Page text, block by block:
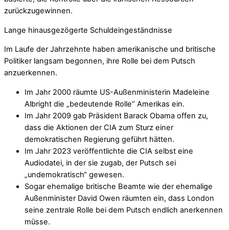
zurückzugewinnen.
Lange hinausgezögerte Schuldeingeständnisse
Im Laufe der Jahrzehnte haben amerikanische und britische
Politiker langsam begonnen, ihre Rolle bei dem Putsch
anzuerkennen.
Im Jahr 2000 räumte US-Außenministerin Madeleine
Albright die „bedeutende Rolle“ Amerikas ein.
Im Jahr 2009 gab Präsident Barack Obama offen zu,
dass die Aktionen der CIA zum Sturz einer
demokratischen Regierung geführt hätten.
Im Jahr 2023 veröffentlichte die CIA selbst eine
Audiodatei, in der sie zugab, der Putsch sei
„undemokratisch“ gewesen.
Sogar ehemalige britische Beamte wie der ehemalige
Außenminister David Owen räumten ein, dass London
seine zentrale Rolle bei dem Putsch endlich anerkennen
müsse.